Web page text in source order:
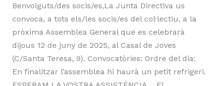
Benvolguts/des socis/es,La Junta Directiva us
convoca, a tots els/les socis/es del col·lectiu, a la
pròxima Assemblea General que es celebrarà
dijous 12 de juny de 2025, al Casal de Joves
(C/Santa Teresa, 9). Convocatòries: Ordre del dia:
En finalitzar l’assemblea hi haurà un petit refrigeri.